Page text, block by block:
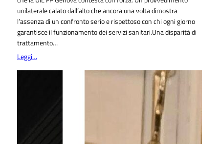
unilaterale calato dall’alto che ancora una volta dimostra
l’assenza di un confronto serio e rispettoso con chi ogni giorno
garantisce il funzionamento dei servizi sanitari.Una disparità di
trattamento…
Leggi…